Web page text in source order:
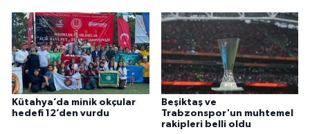
Kütahya’da minik okçular
hedefi 12’den vurdu
Beşiktaş ve
Trabzonspor'un muhtemel
rakipleri belli oldu